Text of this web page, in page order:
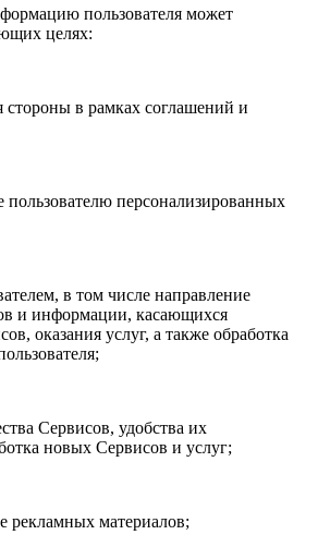
пользователя может
целях:
в рамках соглашений и
пользователю персонализированных
в том числе направление
и информации, касающихся
оказания услуг, а также обработка
Сервисов, удобства их
новых Сервисов и услуг;
рекламных материалов;